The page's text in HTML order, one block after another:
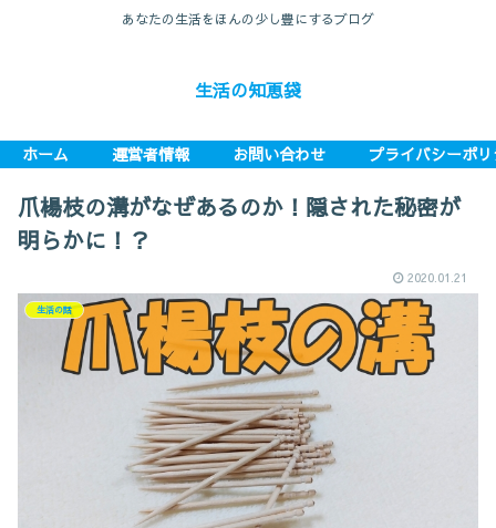
あなたの生活をほんの少し豊にするブログ
生活の知恵袋
ホーム 運営者情報 お問い合わせ プライバシーポ
爪楊枝の溝がなぜあるのか！隠された秘密が
明らかに！？
2020.01.21
生活の話